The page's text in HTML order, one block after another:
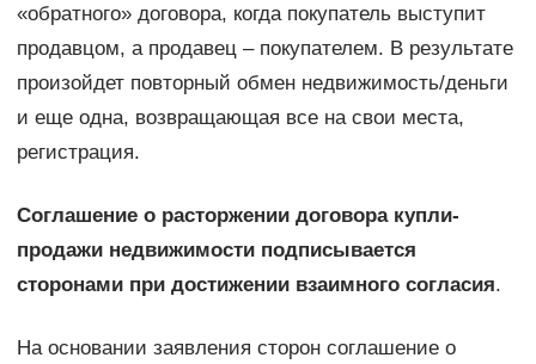
«обратного» договора, когда покупатель выступит
продавцом, а продавец – покупателем. В результате
произойдет повторный обмен недвижимость/деньги
и еще одна, возвращающая все на свои места,
регистрация.
Соглашение о расторжении договора купли-
продажи недвижимости подписывается
сторонами при достижении взаимного согласия.
На основании заявления сторон соглашение о